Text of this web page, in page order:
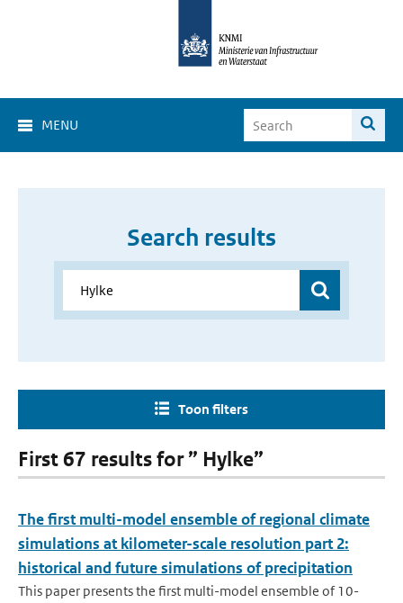
MENU
Search results
Toon filters
First 67 results for ” Hylke”
The first multi-model ensemble of regional climate
simulations at kilometer-scale resolution part 2:
historical and future simulations of precipitation
This paper presents the first multi-model ensemble of 10-